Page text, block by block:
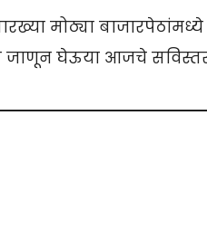
मोठ्या
घेऊया आजचे सविस्तर